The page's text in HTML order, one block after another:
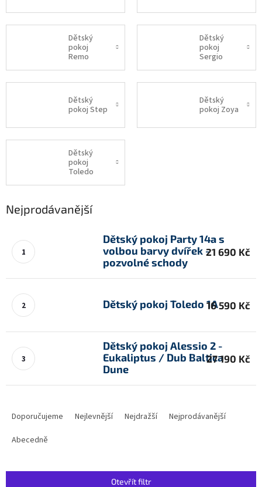
Dětský
pokoj
Remo
Dětský
pokoj
Sergio
Dětský
pokoj Step
Dětský
pokoj Zoya
Dětský
pokoj
Toledo
Nejprodávanější
Dětský pokoj Party 14a s
volbou barvy dvířek -
pozvolné schody
21 690 Kč
Dětský pokoj Toledo 1A16 590 Kč
Dětský pokoj Alessio 2 -
Eukaliptus / Dub Baltica
Dune
27 190 Kč
Doporučujeme Nejlevnější Nejdražší
Nejprodávanější
Abecedně
Otevřít filtr